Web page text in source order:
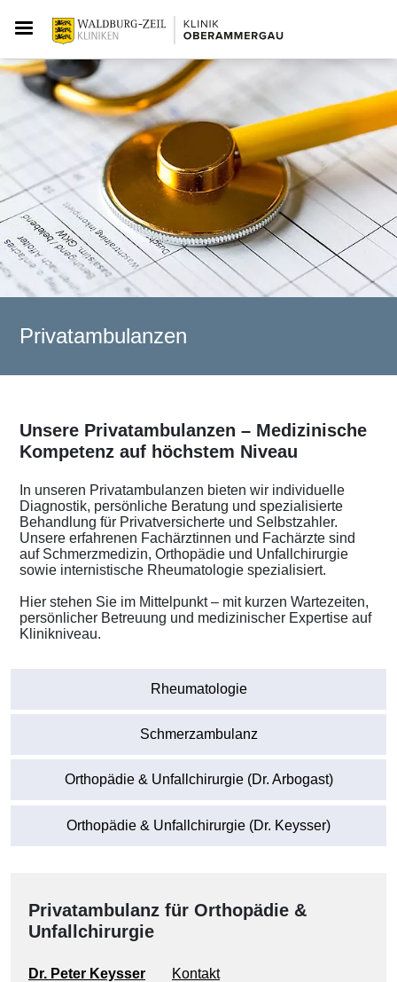
Privatambulanzen
Unsere Privatambulanzen – Medizinische
Kompetenz auf höchstem Niveau
In unseren Privatambulanzen bieten wir individuelle
Diagnostik, persönliche Beratung und spezialisierte
Behandlung für Privatversicherte und Selbstzahler.
Unsere erfahrenen Fachärztinnen und Fachärzte sind
auf Schmerzmedizin, Orthopädie und Unfallchirurgie
sowie internistische Rheumatologie spezialisiert.
Hier stehen Sie im Mittelpunkt – mit kurzen Wartezeiten,
persönlicher Betreuung und medizinischer Expertise auf
Klinikniveau.
Rheumatologie
Schmerzambulanz
Orthopädie & Unfallchirurgie (Dr. Arbogast)
Orthopädie & Unfallchirurgie (Dr. Keysser)
Privatambulanz für Orthopädie &
Unfallchirurgie
Dr. Peter Keysser Kontakt